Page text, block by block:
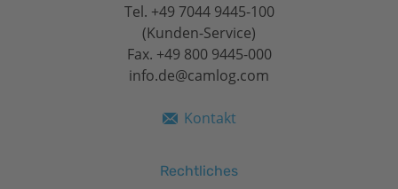
Tel. +49 7044 9445-100
(Kunden-Service)
Fax. +49 800 9445-000
info.de@camlog.com
Kontakt
Rechtliches